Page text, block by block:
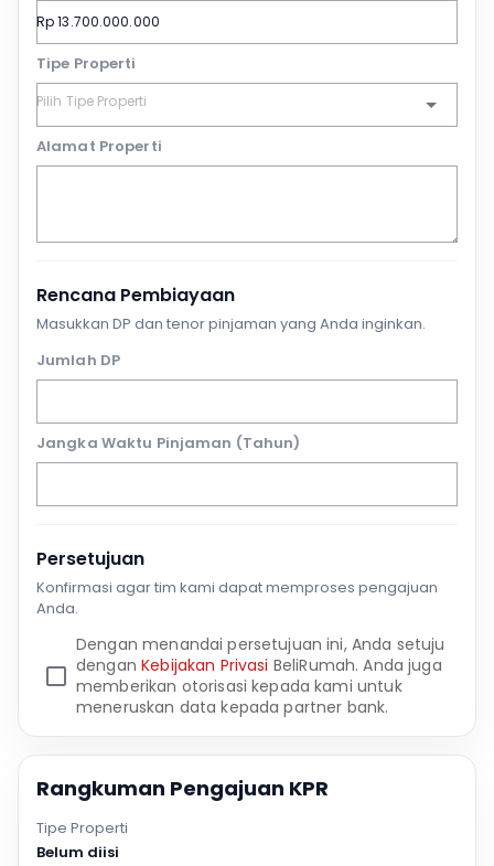
Tipe Properti
Alamat Properti
Rencana Pembiayaan
Masukkan DP dan tenor pinjaman yang Anda inginkan.
Jumlah DP
Jangka Waktu Pinjaman (Tahun)
Persetujuan
Konfirmasi agar tim kami dapat memproses pengajuan
Anda.
Dengan menandai persetujuan ini, Anda setuju
denganKebijakan Privasi BeliRumah. Anda juga
memberikan otorisasi kepada kami untuk
meneruskan data kepada partner bank.
Rangkuman Pengajuan KPR
Tipe Properti
Belum diisi